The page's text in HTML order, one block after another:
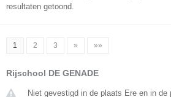
resultaten getoond.
1 2 3 » »»
Rijschool DE GENADE
Niet gevestigd in de plaats Ere en in de